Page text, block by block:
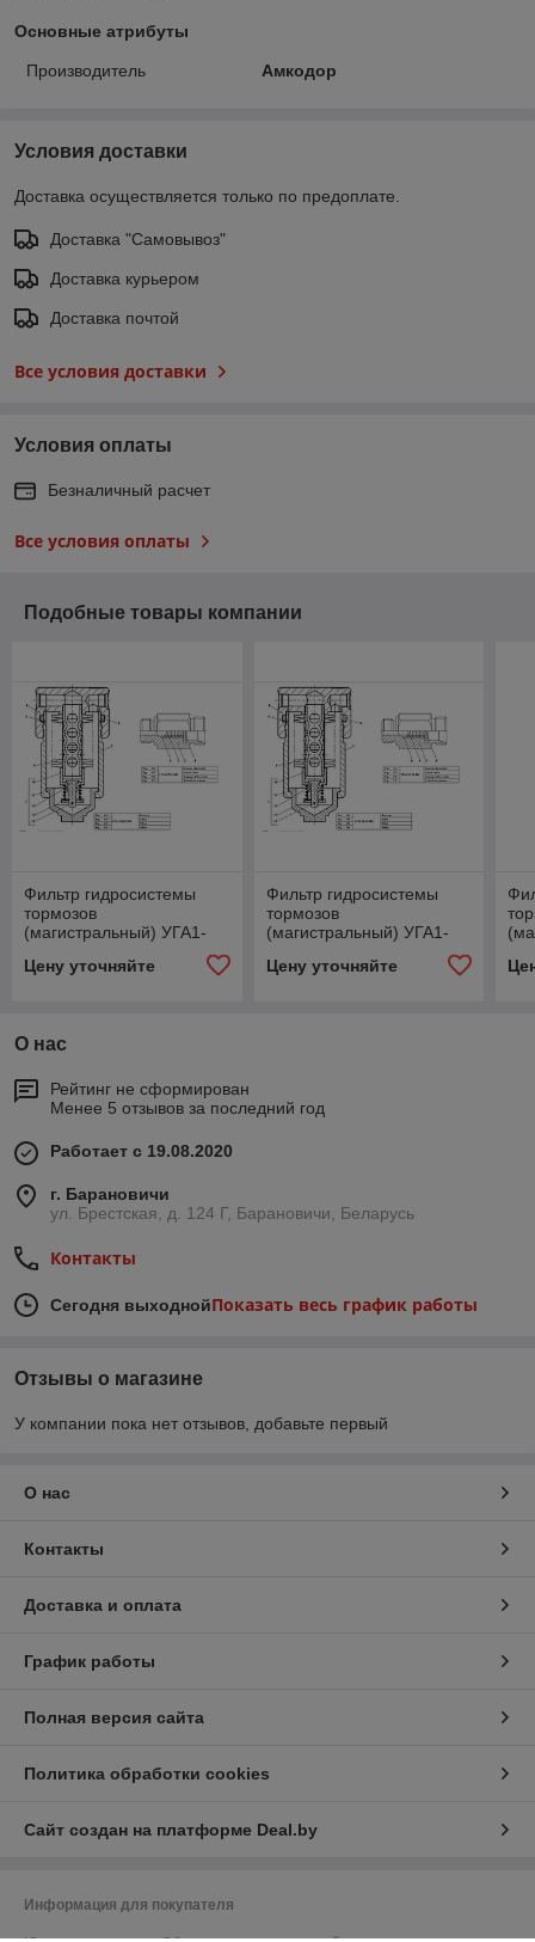
Основные атрибуты
Производитель Амкодор
Условия доставки
Доставка осуществляется только по предоплате.
Доставка "Самовывоз"
Доставка курьером
Доставка почтой
Все условия доставки
Условия оплаты
Безналичный расчет
Все условия оплаты
Подобные товары компании
Фильтр гидросистемы
тормозов
(магистральный) УГА1-
Цену уточняйте
Фильтр гидросистемы
тормозов
(магистральный) УГА1-
Цену уточняйте
О нас
Рейтинг не сформирован
Менее 5 отзывов за последний год
Работает с 19.08.2020
г. Барановичи
ул. Брестская, д. 124 Г, Барановичи, Беларусь
Контакты
Сегодня выходнойПоказать весь график работы
Отзывы о магазине
У компании пока нет отзывов, добавьте первый
О нас
Контакты
Доставка и оплата
График работы
Полная версия сайта
Политика обработки cookies
Сайт создан на платформе Deal.by
Информация для покупателя